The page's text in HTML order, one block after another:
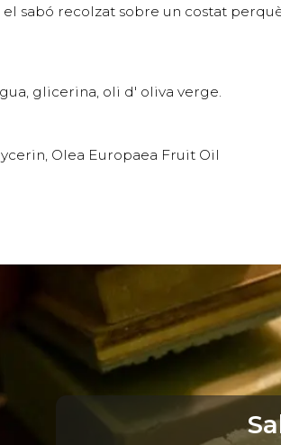
sabó recolzat sobre un costat
glicerina, oli d' oliva verge.
Olea Europaea Fruit Oil